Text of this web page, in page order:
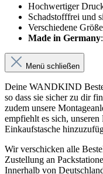
Hochwertiger
Schadstofffrei und
Verschiedene
Made in Germany
Menü schließen
Deine WANDKIND
so dass sie sicher zu dir
zudem unsere
empfiehlt es sich,
Einkaufstasche
Wir verschicken alle
Zustellung an
Innerhalb von